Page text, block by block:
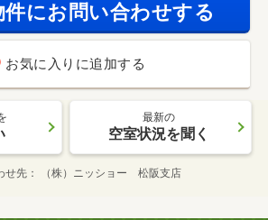
件にお問い合わせする
お気に入りに追加する
最新の
空室状況を聞く
せ先 （株）ニッショー 松阪支店